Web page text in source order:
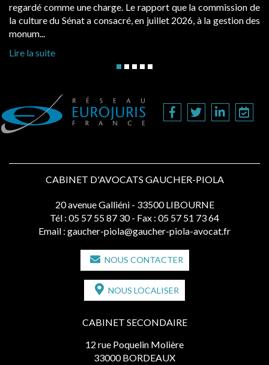
regardé comme une charge. Le rapport que la commission de
la culture du Sénat a consacré, en juillet 2026, à la gestion des
monum...
Lire la suite
CABINET D'AVOCATS GAUCHER-PIOLA
20 avenue Galliéni - 33500 LIBOURNE
Tél : 05 57 55 87 30 - Fax : 05 57 51 73 64
Email : gaucher-piola@gaucher-piola-avocat.fr
NOUS CONTACTER
NOUS LOCALISER
CABINET SECONDAIRE
12 rue Poquelin Molière
33000 BORDEAUX